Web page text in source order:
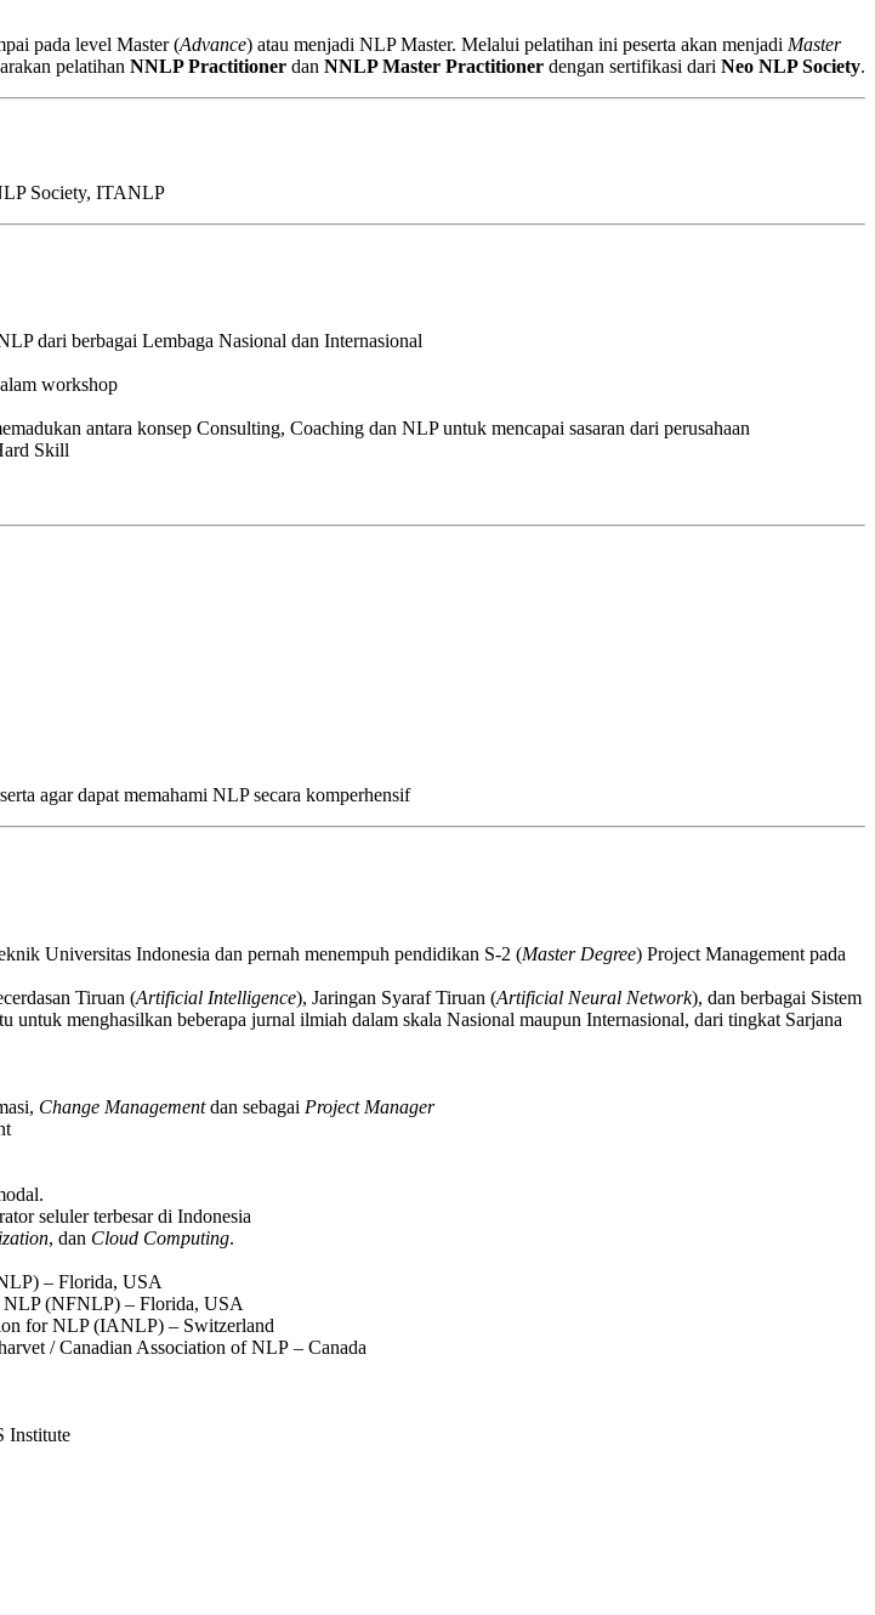
pada level Master (Advance) atau menjadi NLP Master. Melalui pelatihan ini peserta akan menjadi Master
pelatihan NNLP Practitioner dan NNLP Master Practitioner dengan sertifikasi dari Neo NLP Society.
Society, ITANLP
dari berbagai Lembaga Nasional dan Internasional
workshop
antara konsep Consulting, Coaching dan NLP untuk mencapai sasaran dari perusahaan
Skill
agar dapat memahami NLP secara komperhensif
Universitas Indonesia dan pernah menempuh pendidikan S-2 (Master Degree) Project Management pada
Tiruan (Artificial Intelligence), Jaringan Syaraf Tiruan (Artificial Neural Network), dan berbagai Sistem
menghasilkan beberapa jurnal ilmiah dalam skala Nasional maupun Internasional, dari tingkat Sarjana
Change Managementdan sebagai Project Manager
seluler terbesar di Indonesia
, dan Cloud Computing.
– Florida, USA
NLP (NFNLP) – Florida, USA
for NLP (IANLP) – Switzerland
/ Canadian Association of NLP – Canada
Institute